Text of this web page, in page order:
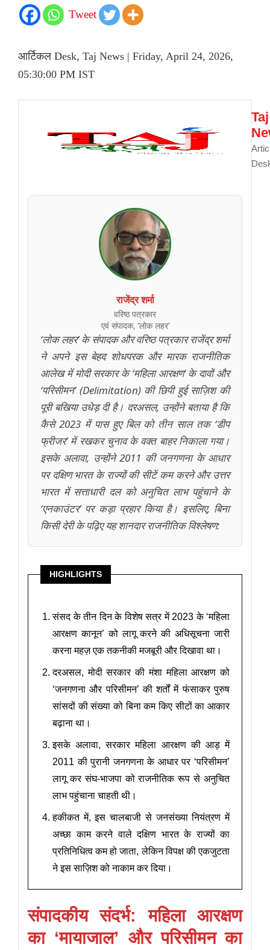
Tweet
आर्टिकल Desk, Taj News | Friday, April 24, 2026,
05:30:00 PM IST
Taj
राजेंद्र शर्मा
वरिष्ठ पत्रकार
एवं संपादक, ‘लोक लहर’
‘लोक लहर’ के संपादक और वरिष्ठ पत्रकार राजेंद्र शर्मा
ने अपने इस बेहद शोधपरक और मारक राजनीतिक
आलेख में मोदी सरकार के ‘महिला आरक्षण’ के दावों और
‘परिसीमन’ (Delimitation) की छिपी हुई साज़िश की
पूरी बखिया उधेड़ दी है। दरअसल, उन्होंने बताया है कि
कैसे 2023 में पास हुए बिल को तीन साल तक ‘डीप
फ्रीजर’ में रखकर चुनाव के वक्त बाहर निकाला गया।
इसके अलावा, उन्होंने 2011 की जनगणना के आधार
पर दक्षिण भारत के राज्यों की सीटें कम करने और उत्तर
भारत में सत्ताधारी दल को अनुचित लाभ पहुंचाने के
‘एनकाउंटर’ पर कड़ा प्रहार किया है। इसलिए, बिना
किसी देरी के पढ़िए यह शानदार राजनीतिक विश्लेषण:
HIGHLIGHTS
संसद के तीन दिन के विशेष सत्र में 2023 के ‘महिला
आरक्षण कानून’ को लागू करने की अधिसूचना जारी
करना महज़ एक तकनीकी मजबूरी और दिखावा था।
दरअसल, मोदी सरकार की मंशा महिला आरक्षण को
‘जनगणना और परिसीमन’ की शर्तों में फंसाकर पुरुष
सांसदों की संख्या को बिना कम किए सीटों का आकार
बढ़ाना था।
इसके अलावा, सरकार महिला आरक्षण की आड़ में
2011 की पुरानी जनगणना के आधार पर ‘परिसीमन’
लागू कर संघ-भाजपा को राजनीतिक रूप से अनुचित
लाभ पहुंचाना चाहती थी।
हकीकत में, इस चालबाजी से जनसंख्या नियंत्रण में
अच्छा काम करने वाले दक्षिण भारत के राज्यों का
प्रतिनिधित्व कम हो जाता, लेकिन विपक्ष की एकजुटता
ने इस साज़िश को नाकाम कर दिया।
संपादकीय संदर्भ: महिला आरक्षण
का ‘मायाजाल’ और परिसीमन का